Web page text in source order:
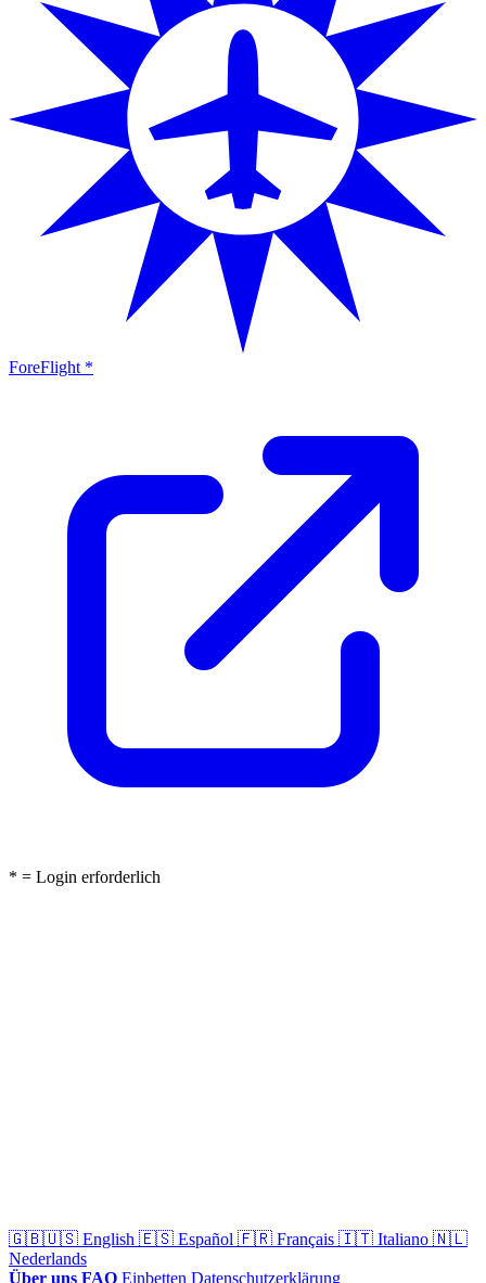
ForeFlight *
* = Login erforderlich
🇬🇧🇺🇸 English 🇪🇸 Español 🇫🇷 Français 🇮🇹 Italiano 🇳🇱
Nederlands
Über uns FAQ Einbetten Datenschutzerklärung